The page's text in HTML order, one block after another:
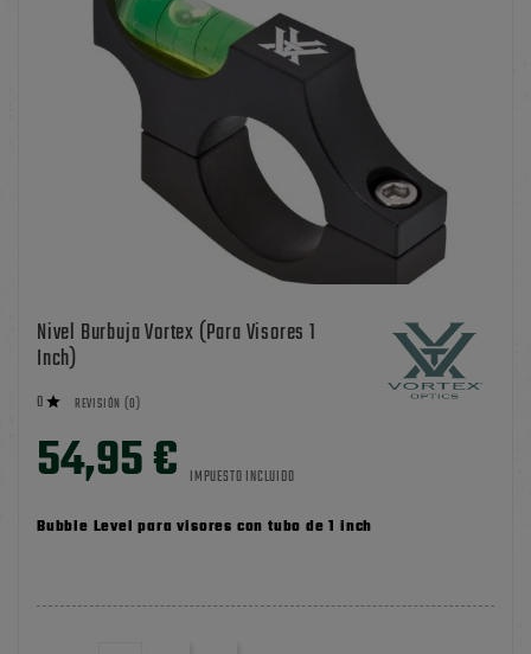
Nivel Burbuja Vortex (para Visores 1
Inch)
0  REVISIÓN (0)
54,95 € IMPUESTO INCLUIDO
Bubble Level para visores con tubo de 1 inch